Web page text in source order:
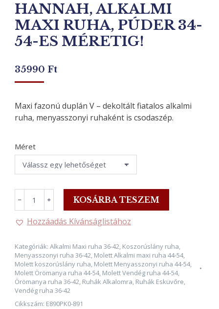
HANNAH, ALKALMI
MAXI RUHA, PÚDER 34-
54-ES MÉRETIG!
35990 Ft
Maxi fazonú duplán V – dekoltált fiatalos alkalmi
ruha, menyasszonyi ruhaként is csodaszép.
Méret
Alkalmi
Maxi
PÚDER
34-
54-
es
méretig!
mennyiség
﹣ ﹢ KOSÁRBA TESZEM
Hozzáadás Kívánságlistához
Kategóriák: Alkalmi Maxi ruha 36-42, Koszorúslány ruha,
Menyasszonyi ruha 36-42, Molett Alkalmi maxi ruha 44-54,
Molett koszorúslány ruha, Molett Menyasszonyi ruha 44-54,
Molett Örömanya ruha 44-54, Molett Vendég ruha 44-54,
Örömanya ruha 36-42, Ruhák Alkalomra, Ruhák Esküvőre,
Vendég ruha 36-42
Cikkszám: E890PK0-891